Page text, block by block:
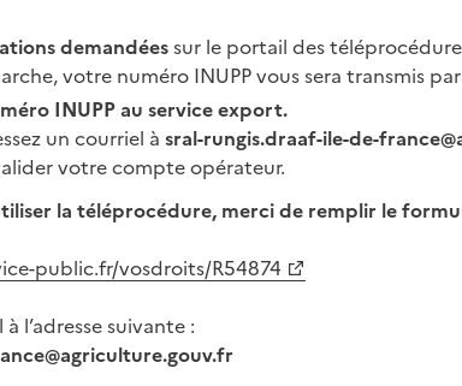
demandéessur le portail des
votre numéro INUPP vous sera transmis
INUPP au service export.
un courriel à sral-rungis.draaf-ile-de-
votre compte opérateur.
la téléprocédure, merci de remplir le
public.fr/vosdroits/R54874
l’adresse suivante :